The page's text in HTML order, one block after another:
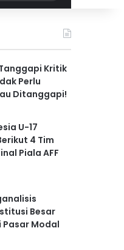
for
Kritik
Perlu
Ditanggapi!
U-17
4 Tim
Piala AFF
Besar
Pasar Modal